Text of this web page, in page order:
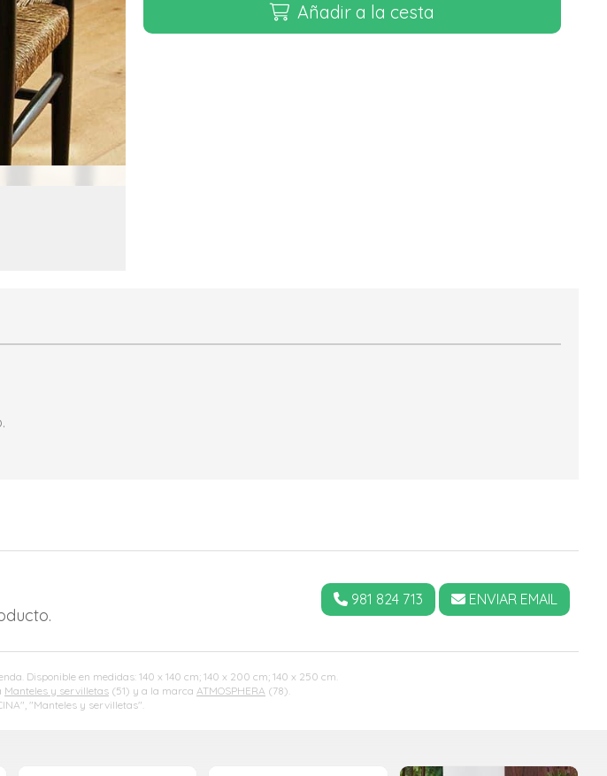
Añadir a la cesta
Disponible en medidas: 140 x 140 cm; 140 x 200 cm; 140 x 250 cm.
Manteles y servilletas (51) y a la marca ATMOSPHERA (78).
"Manteles y servilletas".
981 824 713 ENVIAR EMAIL